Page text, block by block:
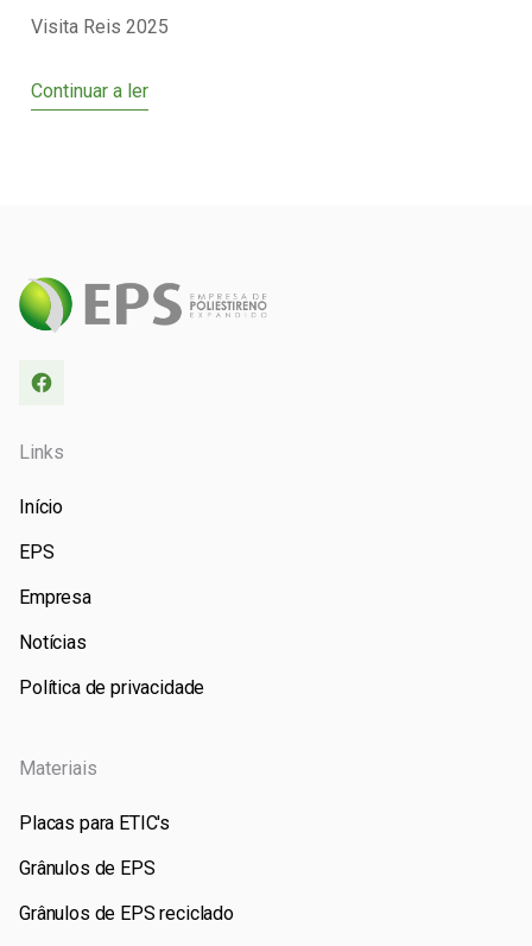
Visita Reis 2025
Continuar a ler
Links
Início
EPS
Empresa
Notícias
Política de privacidade
Materiais
Placas para ETIC's
Grânulos de EPS
Grânulos de EPS reciclado